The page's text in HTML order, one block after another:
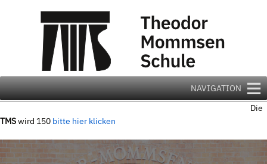
NAVIGATION
Die
TMSwird 150 bitte hier klicken